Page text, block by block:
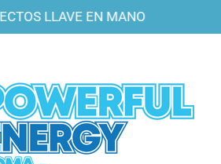
LLAVE EN MANO